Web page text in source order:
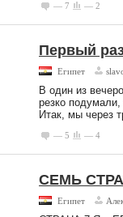
— 7 — 2
Первый
Египет
В один из
резко
Итак, мы через
— 5 — 4
СЕМЬ
Египет